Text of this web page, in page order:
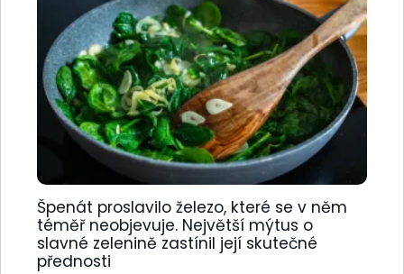
Špenát proslavilo železo, které se v něm
téměř neobjevuje. Největší mýtus o
slavné zelenině zastínil její skutečné
přednosti